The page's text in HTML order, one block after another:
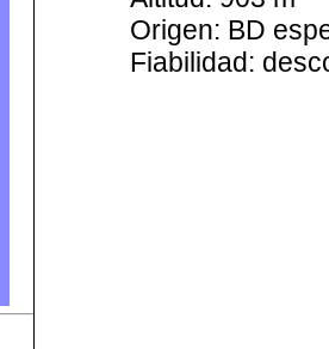
Origen: BD
Fiabilidad: